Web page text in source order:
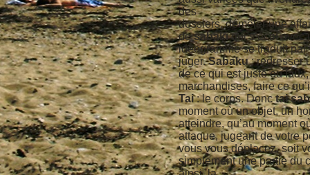
des
dossiers, démêler une
desabakiqui s’écrit avec
idéogramme se traduit
juger.Sabaku: redresser
de ce qui est juste ou
marchandises, faire ce
Tai: le corps. Donctai
moment où un objet, un
atteindre, qu’au moment
attaque, jugeant de votre
vous vous déplacez, soit
simplement une partie du